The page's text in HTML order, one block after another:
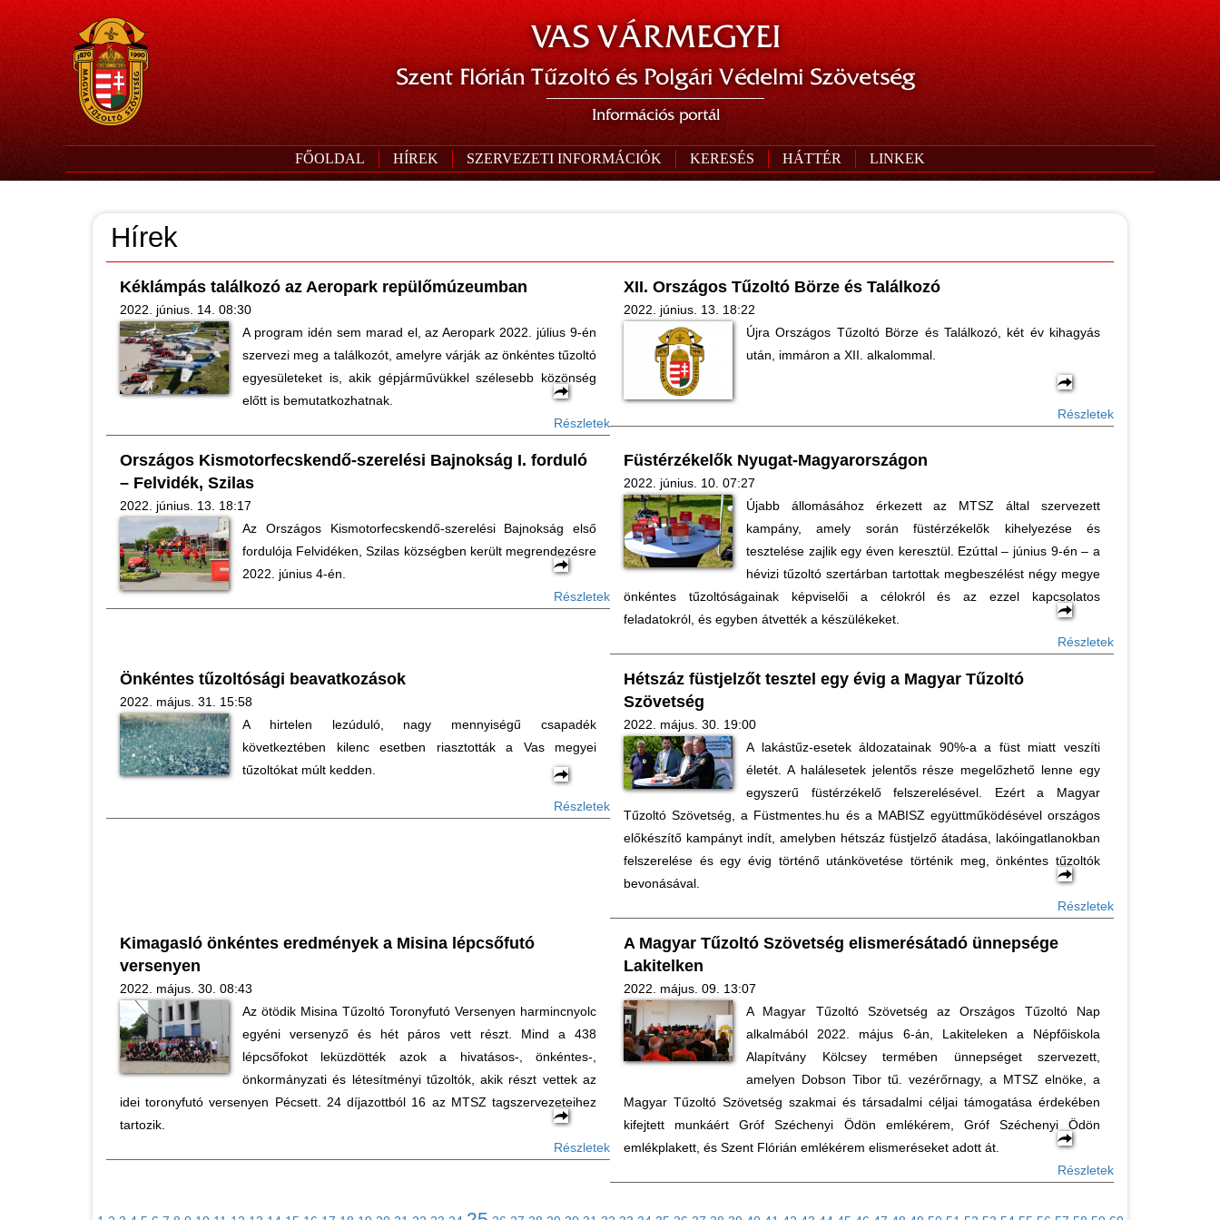
VAS VÁRMEGYEI
Szent Flórián Tűzoltó és Polgári Védelmi Szövetség
Információs portál
FŐOLDAL HÍREK SZERVEZETI INFORMÁCIÓK KERESÉS HÁTTÉR LINKEK
Hírek
Kéklámpás találkozó az Aeropark repülőmúzeumban
2022. június. 14. 08:30
A program idén sem marad el, az Aeropark 2022. július 9-én
szervezi meg a találkozót, amelyre várják az önkéntes tűzoltó
egyesületeket is, akik gépjárművükkel szélesebb közönség
előtt is bemutatkozhatnak.
Részletek
XII. Országos Tűzoltó Börze és Találkozó
2022. június. 13. 18:22
Újra Országos Tűzoltó Börze és Találkozó, két év kihagyás
után, immáron a XII. alkalommal.
Részletek
Országos Kismotorfecskendő-szerelési Bajnokság I. forduló
– Felvidék, Szilas
2022. június. 13. 18:17
Az Országos Kismotorfecskendő-szerelési Bajnokság első
fordulója Felvidéken, Szilas községben került megrendezésre
2022. június 4-én.
Részletek
Füstérzékelők Nyugat-Magyarországon
2022. június. 10. 07:27
Újabb állomásához érkezett az MTSZ által szervezett
kampány, amely során füstérzékelők kihelyezése és
tesztelése zajlik egy éven keresztül. Ezúttal – június 9-én – a
hévizi tűzoltó szertárban tartottak megbeszélést négy megye
önkéntes tűzoltóságainak képviselői a célokról és az ezzel kapcsolatos
feladatokról, és egyben átvették a készülékeket.
Részletek
Önkéntes tűzoltósági beavatkozások
2022. május. 31. 15:58
A hirtelen lezúduló, nagy mennyiségű csapadék
következtében kilenc esetben riasztották a Vas megyei
tűzoltókat múlt kedden.
Részletek
Hétszáz füstjelzőt tesztel egy évig a Magyar Tűzoltó
Szövetség
2022. május. 30. 19:00
A lakástűz-esetek áldozatainak 90%-a a füst miatt veszíti
életét. A halálesetek jelentős része megelőzhető lenne egy
egyszerű füstérzékelő felszerelésével. Ezért a Magyar
Tűzoltó Szövetség, a Füstmentes.hu és a MABISZ együttműködésével országos
előkészítő kampányt indít, amelyben hétszáz füstjelző átadása, lakóingatlanokban
felszerelése és egy évig történő utánkövetése történik meg, önkéntes tűzoltók
bevonásával.
Részletek
Kimagasló önkéntes eredmények a Misina lépcsőfutó
versenyen
2022. május. 30. 08:43
Az ötödik Misina Tűzoltó Toronyfutó Versenyen harmincnyolc
egyéni versenyző és hét páros vett részt. Mind a 438
lépcsőfokot leküzdötték azok a hivatásos-, önkéntes-,
önkormányzati és létesítményi tűzoltók, akik részt vettek az
idei toronyfutó versenyen Pécsett. 24 díjazottból 16 az MTSZ tagszervezeteihez
tartozik.
Részletek
A Magyar Tűzoltó Szövetség elismerésátadó ünnepsége
Lakitelken
2022. május. 09. 13:07
A Magyar Tűzoltó Szövetség az Országos Tűzoltó Nap
alkalmából 2022. május 6-án, Lakiteleken a Népfőiskola
Alapítvány Kölcsey termében ünnepséget szervezett,
amelyen Dobson Tibor tű. vezérőrnagy, a MTSZ elnöke, a
Magyar Tűzoltó Szövetség szakmai és társadalmi céljai támogatása érdekében
kifejtett munkáért Gróf Széchenyi Ödön emlékérem, Gróf Széchenyi Ödön
emlékplakett, és Szent Flórián emlékérem elismeréseket adott át.
Részletek